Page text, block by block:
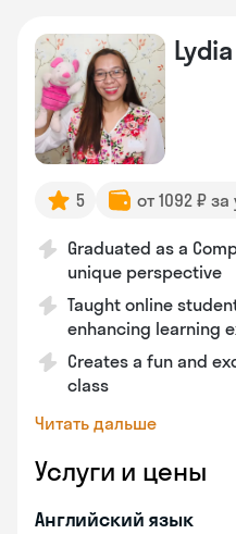
5 от 1092 ₽
Graduated as a
unique perspective
Taught online
enhancing learning
Creates a fun and
class
Читать дальше
Услуги и цены
Английский язык